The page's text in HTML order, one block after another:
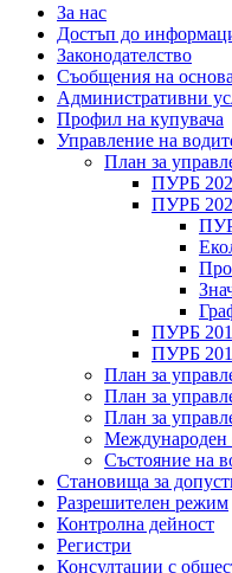
За нас
Достъп до
Законодателство
Съобщения на
Административни
Профил на купувача
Управление на
План за
ПУРБ
ПУРБ
ПУРБ
ПУРБ
План за
План за
План за
Международен
Състояние на
Становища за
Разрешителен режим
Контролна дейност
Регистри
Консултации с